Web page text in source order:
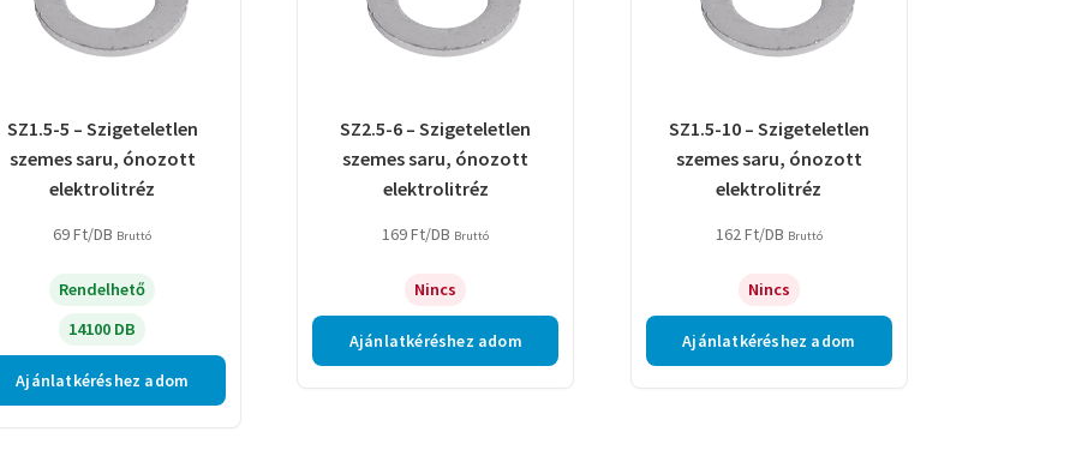
SZ1.5-5 – Szigeteletlen
szemes saru, ónozott
elektrolitréz
69Ft/DB Bruttó
Rendelhető
14100 DB
Ajánlatkéréshez adom
SZ2.5-6 – Szigeteletlen
szemes saru, ónozott
elektrolitréz
169Ft/DB Bruttó
Nincs
Ajánlatkéréshez adom
SZ1.5-10 – Szigeteletlen
szemes saru, ónozott
elektrolitréz
162Ft/DB Bruttó
Nincs
Ajánlatkéréshez adom